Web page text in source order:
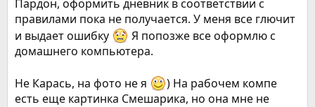
Пардон, оформить дневник в соответствии с
правилами пока не получается. У меня все глючит
и выдает ошибку
Я попозже все оформлю с
домашнего компьютера.
Не Карась, на фото не я
) На рабочем компе
есть еще картинка Смешарика, но она мне не